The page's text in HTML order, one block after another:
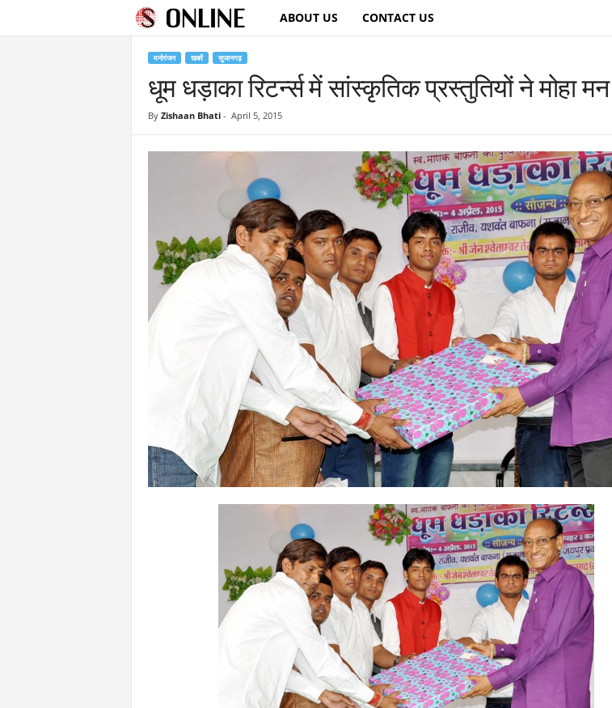
j
g
a
r
n
l
i
n
ABOUT US CONTACT US
मनोरंजन खबरें सुजानगढ़
धूम धड़ाका रिटर्न्स में सांस्कृतिक प्रस्तुतियों ने मोहा मन
By Zishaan Bhati- April 5, 2015